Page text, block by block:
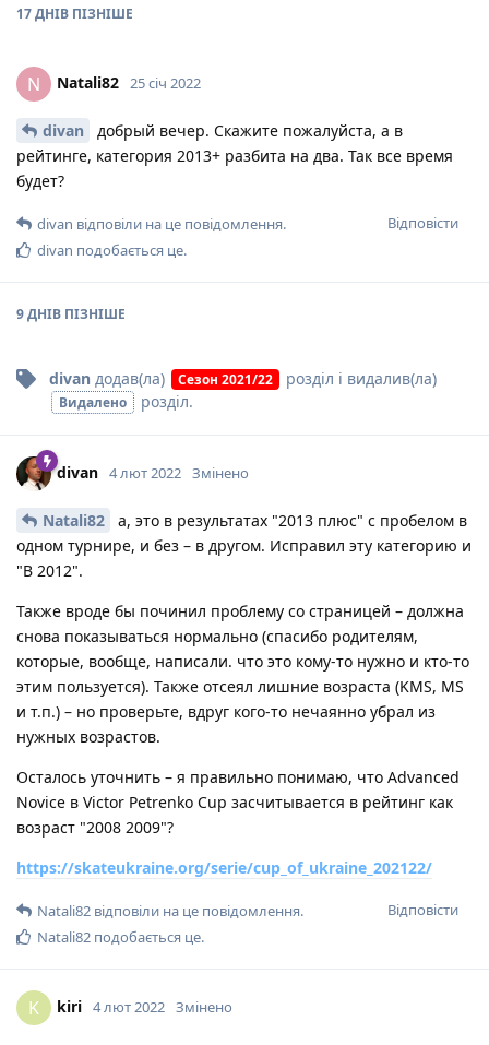
17 ДНІВ ПІЗНІШЕ
N Natali82 25 січ 2022
divan
добрый вечер. Скажите пожалуйста, а в
рейтинге, категория 2013+ разбита на два. Так все время
будет?
Відповісти
divan відповіли на це повідомлення.
divan подобається це.
9 ДНІВ ПІЗНІШЕ
divan додав(ла) Сезон 2021/22 розділ і видалив(ла)
Видалено розділ.
divan 4 лют 2022 Змінено
Natali82
а, это в результатах "2013 плюс" с пробелом в
одном турнире, и без – в другом. Исправил эту категорию и
"B 2012".
Также вроде бы починил проблему со страницей – должна
снова показываться нормально (спасибо родителям,
которые, вообще, написали. что это кому-то нужно и кто-то
этим пользуется). Также отсеял лишние возраста (KMS, MS
и т.п.) – но проверьте, вдруг кого-то нечаянно убрал из
нужных возрастов.
Осталось уточнить – я правильно понимаю, что Advanced
Novice в Victor Petrenko Cup засчитывается в рейтинг как
возраст "2008 2009"?
https://skateukraine.org/serie/cup_of_ukraine_202122/
Відповісти
Natali82 відповіли на це повідомлення.
Natali82 подобається це.
K kiri 4 лют 2022 Змінено